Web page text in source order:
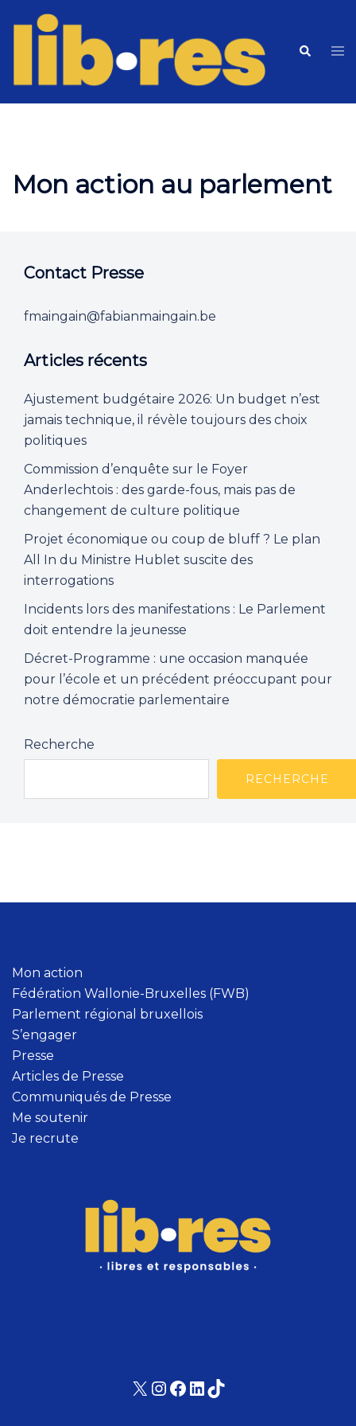
Search
Mon action au parlement
Contact Presse
fmaingain@fabianmaingain.be
Articles récents
Ajustement budgétaire 2026: Un budget n’est
jamais technique, il révèle toujours des choix
politiques
Commission d’enquête sur le Foyer
Anderlechtois : des garde-fous, mais pas de
changement de culture politique
Projet économique ou coup de bluff ? Le plan
All In du Ministre Hublet suscite des
interrogations
Incidents lors des manifestations : Le Parlement
doit entendre la jeunesse
Décret-Programme : une occasion manquée
pour l’école et un précédent préoccupant pour
notre démocratie parlementaire
Recherche
RECHERCHE
Mon action
Fédération Wallonie-Bruxelles (FWB)
Parlement régional bruxellois
S’engager
Presse
Articles de Presse
Communiqués de Presse
Me soutenir
Je recrute
X Instagram
Facebook
LinkedIn
TikTok